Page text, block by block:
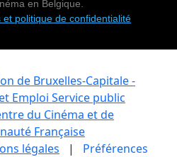
en Belgique.
politique de confidentialité
de Bruxelles-Capitale -
Emploi Service public
du Cinéma et de
Française
légales | Préférences